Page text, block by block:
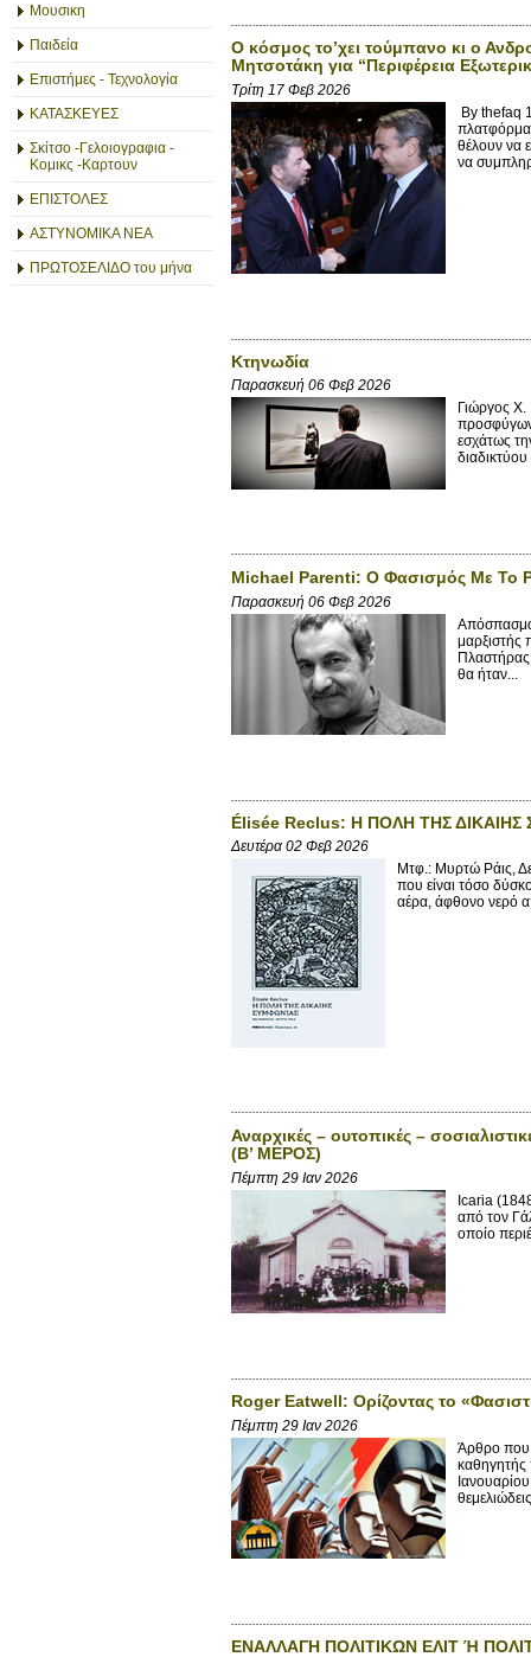
Μουσικη
Παιδεία
Επιστήμες - Τεχνολογία
ΚΑΤΑΣΚΕΥΕΣ
Σκίτσο -Γελοιογραφια -
Κομικς -Καρτουν
ΕΠΙΣΤΟΛΕΣ
ΑΣΤΥΝΟΜΙΚΑ ΝΕΑ
ΠΡΩΤΟΣΕΛΙΔΟ του μήνα
Ο κόσμος το’χει τούμπανο κι ο
Μητσοτάκη για “Περιφέρεια
Τρίτη 17 Φεβ 2026
By thefaq
πλατφόρμα
θέλουν να
να
Κτηνωδία
Παρασκευή 06 Φεβ 2026
Γιώργος
εσχάτως
Michael Parenti: Ο Φασισμός Με Το
Παρασκευή 06 Φεβ 2026
μαρξιστής
Πλαστήρας
θα ήταν...
Élisée Reclus: Η ΠΟΛΗ ΤΗΣ
Δευτέρα 02 Φεβ 2026
Μτφ.: Μυρτώ Ράις,
που είναι τόσο
αέρα, άφθονο νερό
Αναρχικές – ουτοπικές –
(Β’ ΜΕΡΟΣ)
Πέμπτη 29 Ιαν 2026
Icaria
από τον
οποίο
Roger Eatwell: Ορίζοντας το
Πέμπτη 29 Ιαν 2026
Άρθρο που
καθηγητής
ΕΝΑΛΛΑΓΗ ΠΟΛΙΤΙΚΩΝ ΕΛΙΤ Ή